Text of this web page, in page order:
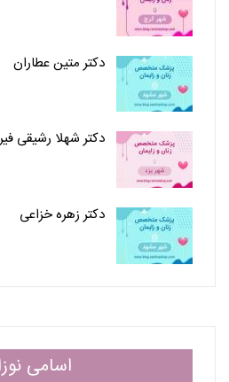
دکتر متین عطاران
دکتر شهلا رشیقی
دکتر زهره خزاعی
اسامی